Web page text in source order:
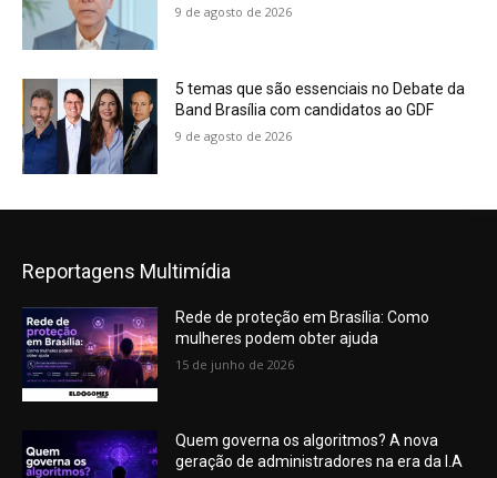
9 de agosto de 2026
5 temas que são essenciais no Debate da
Band Brasília com candidatos ao GDF
9 de agosto de 2026
Reportagens Multimídia
Rede de proteção em Brasília: Como
mulheres podem obter ajuda
15 de junho de 2026
Quem governa os algoritmos? A nova
geração de administradores na era da I.A